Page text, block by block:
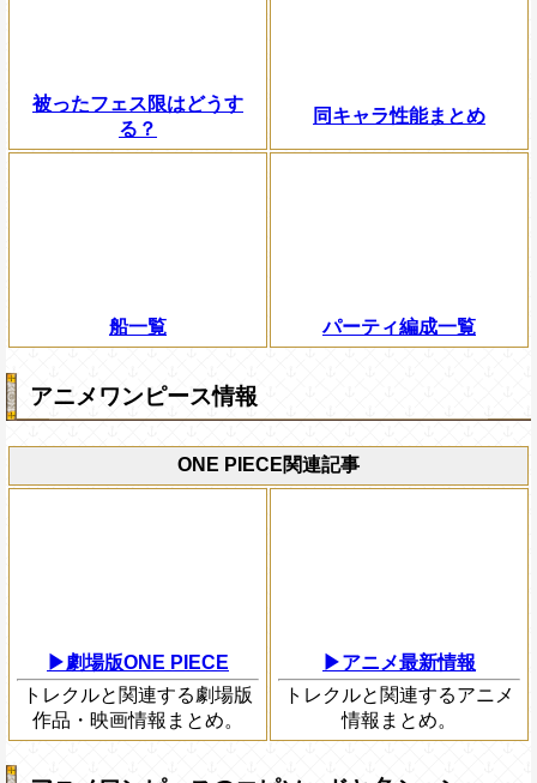
被ったフェス限はどうす
る？
同キャラ性能まとめ
船一覧 パーティ編成一覧
アニメワンピース情報
ONE PIECE関連記事
▶劇場版ONE PIECE
トレクルと関連する劇場版
作品・映画情報まとめ。
▶アニメ最新情報
トレクルと関連するアニメ
情報まとめ。